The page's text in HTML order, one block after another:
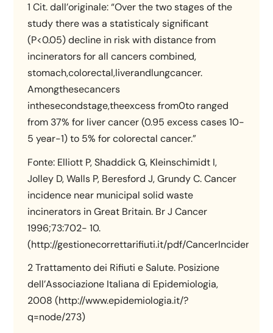
1 Cit. dall’originale: “Over the two stages of the
study there was a statisticaly significant
(P<0.05) decline in risk with distance from
incinerators for all cancers combined,
stomach,colorectal,liverandlungcancer.
Amongthesecancers
inthesecondstage,theexcess from0to ranged
from 37% for liver cancer (0.95 excess cases 10-
5 year-1) to 5% for colorectal cancer.”
Fonte: Elliott P, Shaddick G, Kleinschimidt I,
Jolley D, Walls P, Beresford J, Grundy C. Cancer
incidence near municipal solid waste
incinerators in Great Britain. Br J Cancer
1996;73:702- 10.
(http://gestionecorrettarifiuti.it/pdf/
2 Trattamento dei Rifiuti e Salute. Posizione
dell’Associazione Italiana di Epidemiologia,
2008 (http://www.epidemiologia.it/?
q=node/273)